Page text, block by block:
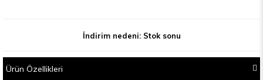
İndirim nedeni: Stok sonu
Ürün Özellikleri